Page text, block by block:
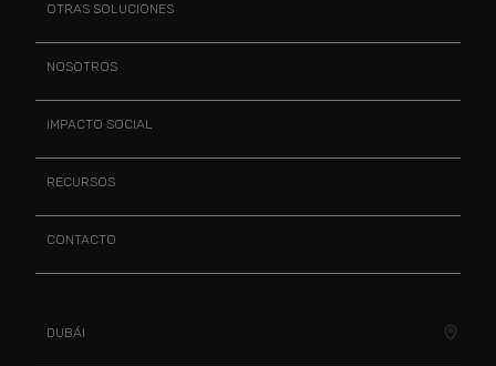
OTRAS SOLUCIONES
NOSOTROS
IMPACTO SOCIAL
RECURSOS
CONTACTO
DUBÁI